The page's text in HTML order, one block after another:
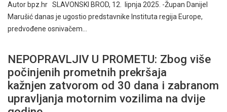
Autor bpz.hr SLAVONSKI BROD, 12. lipnja 2025. -Župan Danijel
Marušić danas je ugostio predstavnike Instituta regija Europe,
predvođene osnivačem…
NEPOPRAVLJIV U PROMETU: Zbog više
počinjenih prometnih prekršaja
kažnjen zatvorom od 30 dana i zabranom
upravljanja motornim vozilima na dvije